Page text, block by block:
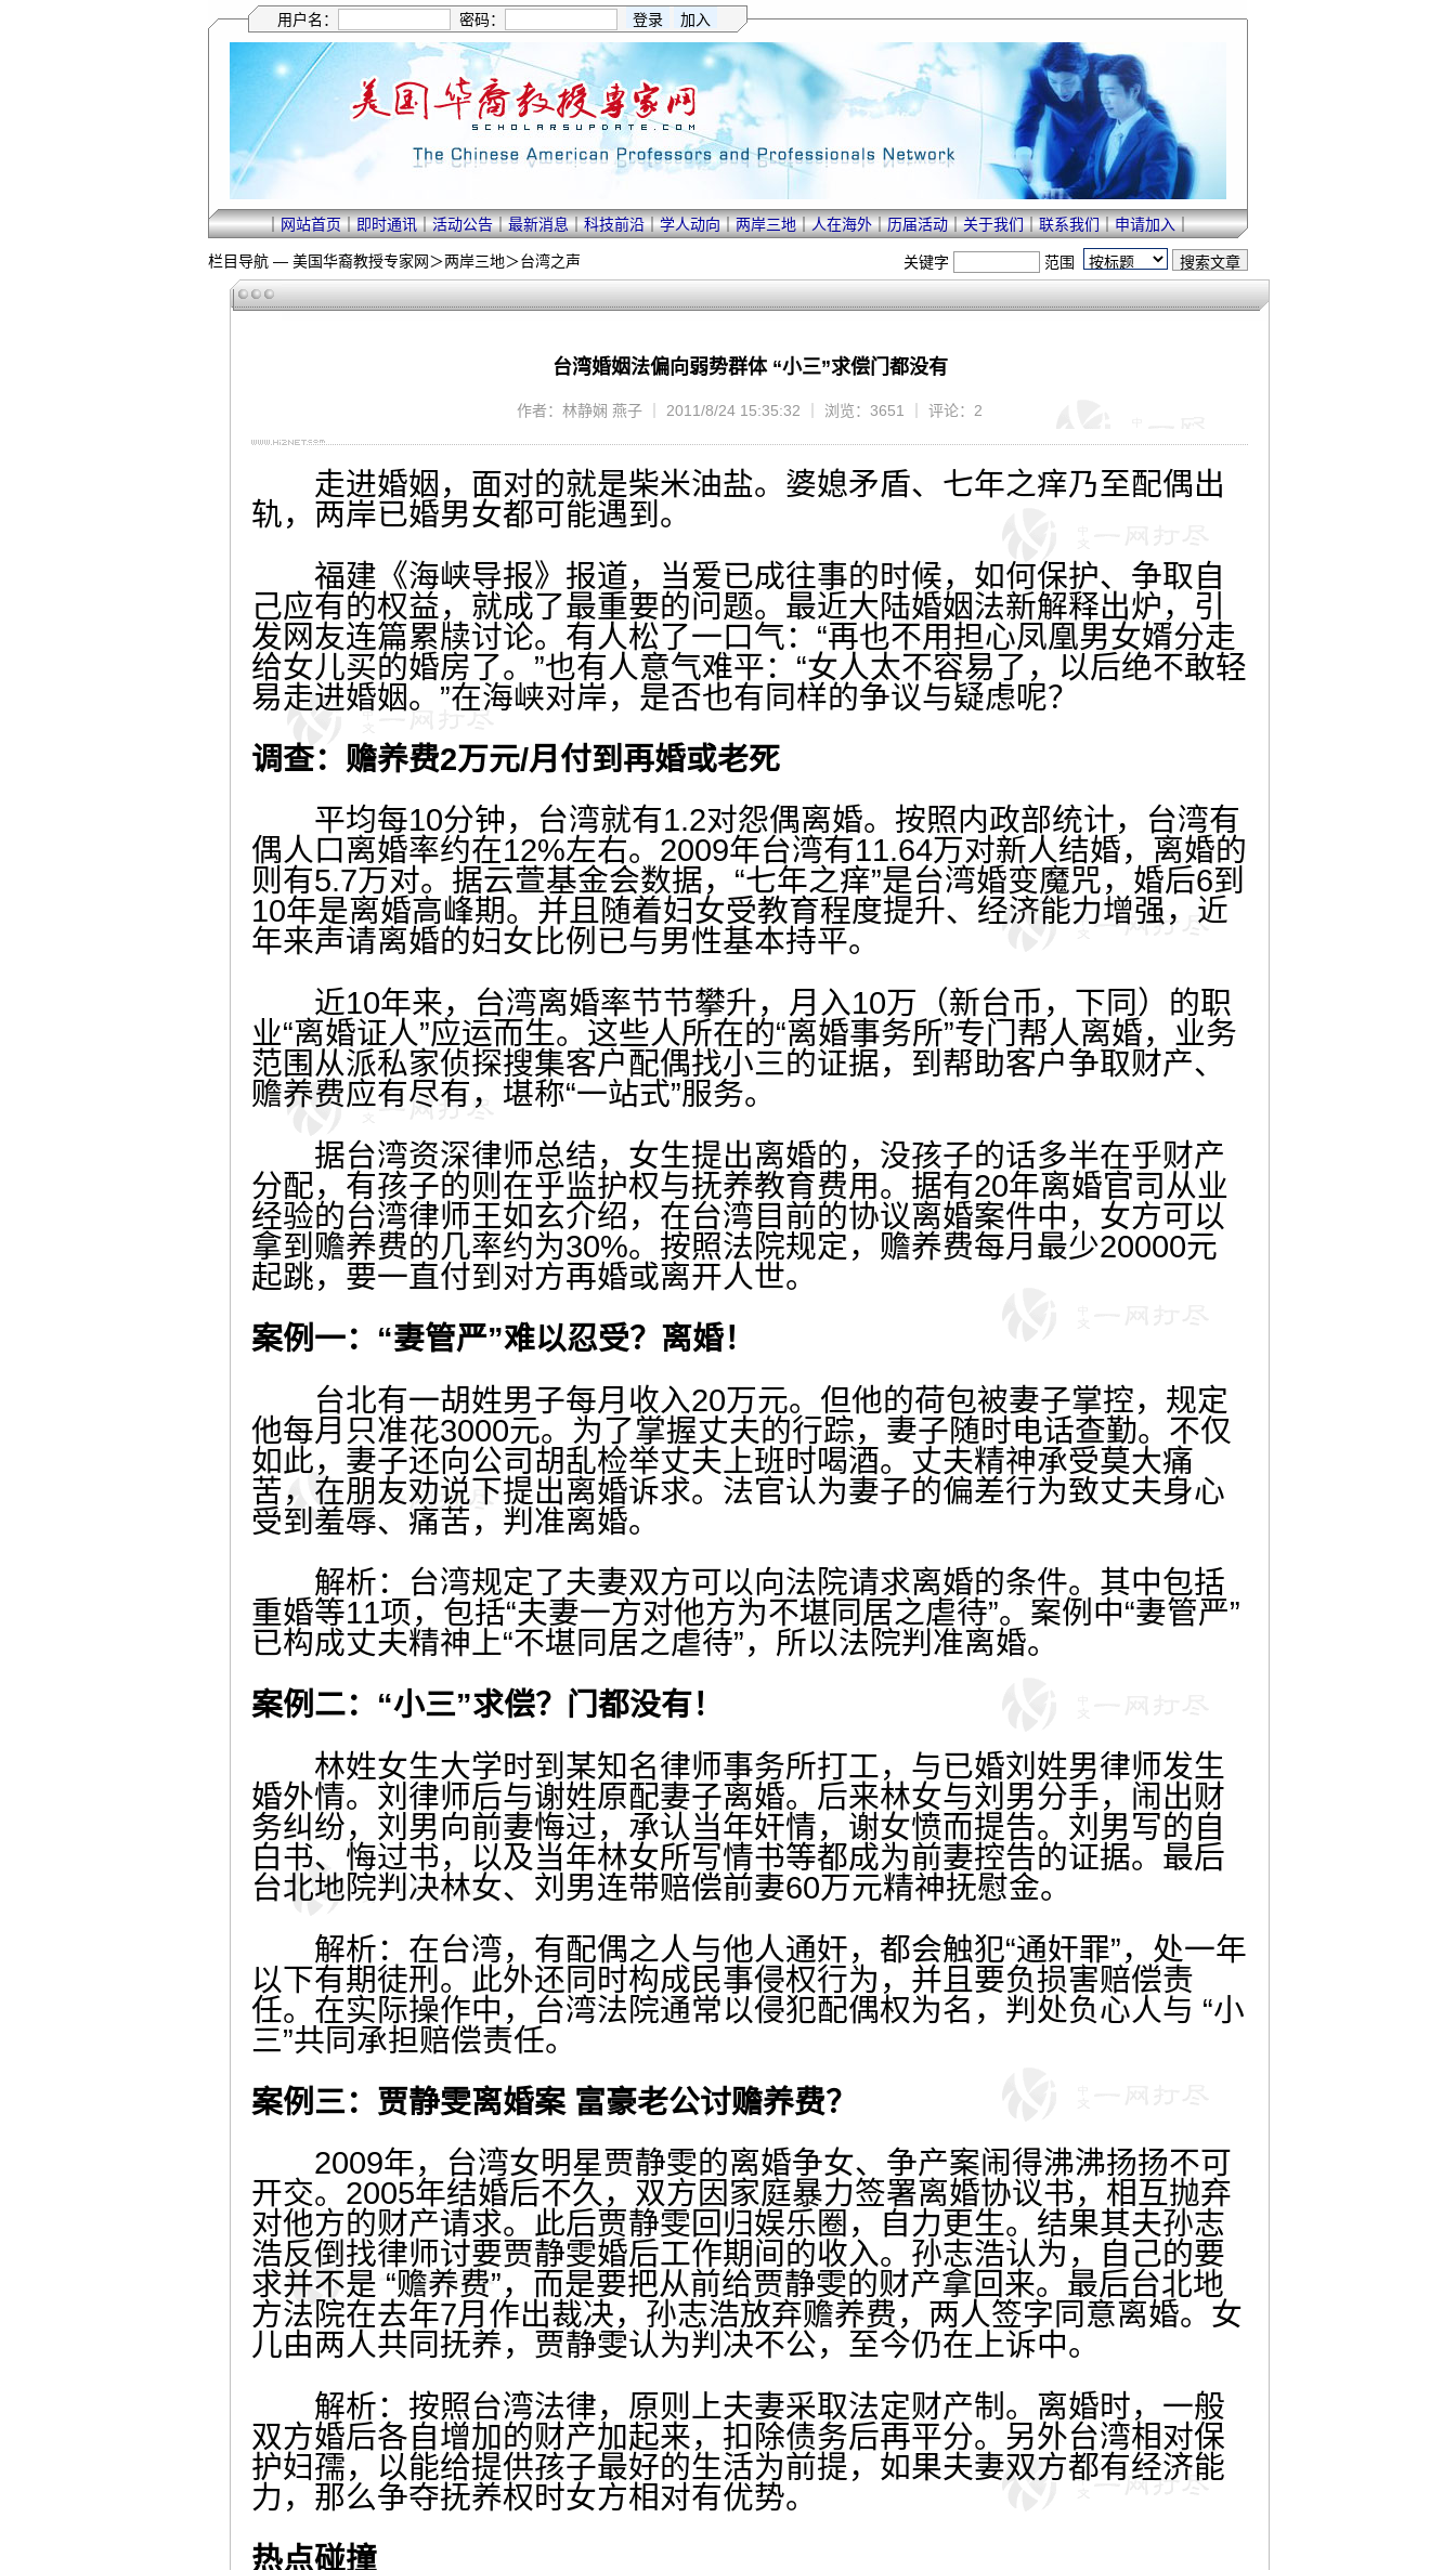
用户名： 密码：
｜网站首页｜即时通讯｜活动公告｜最新消息｜科技前沿｜学人动向｜两岸三地｜人在海外｜历届活动｜关于我们｜联系我们｜申请加入｜
栏目导航 — 美国华裔教授专家网＞两岸三地＞台湾之声 关键字 范围
台湾婚姻法偏向弱势群体 “小三”求偿门都没有
作者：林静娴 燕子 ｜ 2011/8/24 15:35:32 ｜ 浏览：3651 ｜ 评论：2
走进婚姻，面对的就是柴米油盐。婆媳矛盾、七年之痒乃至配偶出
轨，两岸已婚男女都可能遇到。
福建《海峡导报》报道，当爱已成往事的时候，如何保护、争取自
己应有的权益，就成了最重要的问题。最近大陆婚姻法新解释出炉，引
发网友连篇累牍讨论。有人松了一口气：“再也不用担心凤凰男女婿分走
给女儿买的婚房了。”也有人意气难平：“女人太不容易了，以后绝不敢轻
易走进婚姻。”在海峡对岸，是否也有同样的争议与疑虑呢？
调查：赡养费2万元/月付到再婚或老死
平均每10分钟，台湾就有1.2对怨偶离婚。按照内政部统计，台湾有
偶人口离婚率约在12%左右。2009年台湾有11.64万对新人结婚，离婚的
则有5.7万对。据云萱基金会数据，“七年之痒”是台湾婚变魔咒，婚后6到
10年是离婚高峰期。并且随着妇女受教育程度提升、经济能力增强，近
年来声请离婚的妇女比例已与男性基本持平。
近10年来，台湾离婚率节节攀升，月入10万（新台币，下同）的职
业“离婚证人”应运而生。这些人所在的“离婚事务所”专门帮人离婚，业务
范围从派私家侦探搜集客户配偶找小三的证据，到帮助客户争取财产、
赡养费应有尽有，堪称“一站式”服务。
据台湾资深律师总结，女生提出离婚的，没孩子的话多半在乎财产
分配，有孩子的则在乎监护权与抚养教育费用。据有20年离婚官司从业
经验的台湾律师王如玄介绍，在台湾目前的协议离婚案件中，女方可以
拿到赡养费的几率约为30%。按照法院规定，赡养费每月最少20000元
起跳，要一直付到对方再婚或离开人世。
案例一：“妻管严”难以忍受？离婚！
台北有一胡姓男子每月收入20万元。但他的荷包被妻子掌控，规定
他每月只准花3000元。为了掌握丈夫的行踪，妻子随时电话查勤。不仅
如此，妻子还向公司胡乱检举丈夫上班时喝酒。丈夫精神承受莫大痛
苦，在朋友劝说下提出离婚诉求。法官认为妻子的偏差行为致丈夫身心
受到羞辱、痛苦，判准离婚。
解析：台湾规定了夫妻双方可以向法院请求离婚的条件。其中包括
重婚等11项，包括“夫妻一方对他方为不堪同居之虐待”。案例中“妻管严”
已构成丈夫精神上“不堪同居之虐待”，所以法院判准离婚。
案例二：“小三”求偿？门都没有！
林姓女生大学时到某知名律师事务所打工，与已婚刘姓男律师发生
婚外情。刘律师后与谢姓原配妻子离婚。后来林女与刘男分手，闹出财
务纠纷，刘男向前妻悔过，承认当年奸情，谢女愤而提告。刘男写的自
白书、悔过书，以及当年林女所写情书等都成为前妻控告的证据。最后
台北地院判决林女、刘男连带赔偿前妻60万元精神抚慰金。
解析：在台湾，有配偶之人与他人通奸，都会触犯“通奸罪”，处一年
以下有期徒刑。此外还同时构成民事侵权行为，并且要负损害赔偿责
任。在实际操作中，台湾法院通常以侵犯配偶权为名，判处负心人与 “小
三”共同承担赔偿责任。
案例三：贾静雯离婚案 富豪老公讨赡养费？
2009年，台湾女明星贾静雯的离婚争女、争产案闹得沸沸扬扬不可
开交。2005年结婚后不久，双方因家庭暴力签署离婚协议书，相互抛弃
对他方的财产请求。此后贾静雯回归娱乐圈，自力更生。结果其夫孙志
浩反倒找律师讨要贾静雯婚后工作期间的收入。孙志浩认为，自己的要
求并不是 “赡养费”，而是要把从前给贾静雯的财产拿回来。最后台北地
方法院在去年7月作出裁决，孙志浩放弃赡养费，两人签字同意离婚。女
儿由两人共同抚养，贾静雯认为判决不公，至今仍在上诉中。
解析：按照台湾法律，原则上夫妻采取法定财产制。离婚时，一般
双方婚后各自增加的财产加起来，扣除债务后再平分。另外台湾相对保
护妇孺，以能给提供孩子最好的生活为前提，如果夫妻双方都有经济能
力，那么争夺抚养权时女方相对有优势。
热点碰撞